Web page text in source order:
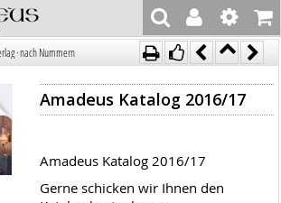
· nach Nummern
Amadeus Katalog 2016/17
Amadeus Katalog 2016/17
Gerne schicken wir Ihnen den